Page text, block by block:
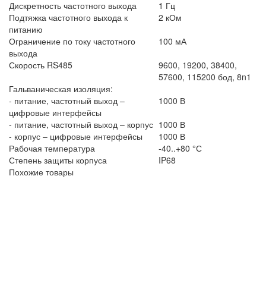
Дискретность частотного выхода
1 Гц
Подтяжка частотного выхода к
питанию
2 кОм
Ограничение по току частотного
выхода
100 мА
Скорость RS485
9600, 19200, 38400,
57600, 115200 бод, 8n1
Гальваническая изоляция:
- питание, частотный выход –
цифровые интерфейсы
1000 В
- питание, частотный выход – корпус 1000 В
- корпус – цифровые интерфейсы
1000 В
Рабочая температура
-40..+80 °С
Степень защиты корпуса
IP68
Похожие товары